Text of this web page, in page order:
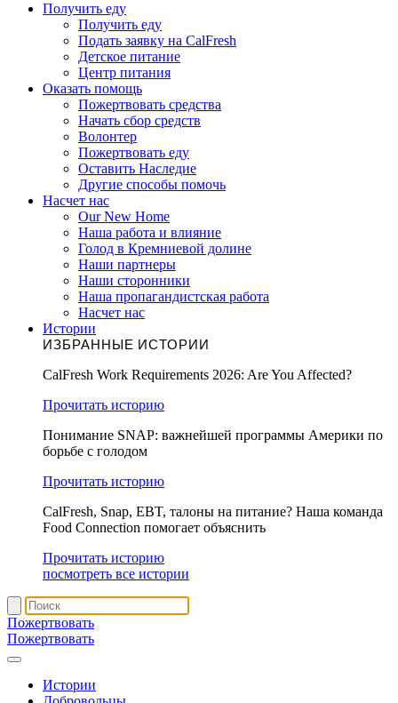
Получить еду
Получить еду
Подать заявку на CalFresh
Детское питание
Центр питания
Оказать помощь
Пожертвовать средства
Начать сбор средств
Волонтер
Пожертвовать еду
Оставить Наследие
Другие способы помочь
Насчет нас
Our New Home
Наша работа и влияние
Голод в Кремниевой долине
Наши партнеры
Наши сторонники
Наша пропагандистская работа
Насчет нас
Истории
ИЗБРАННЫЕ ИСТОРИИ
CalFresh Work Requirements 2026: Are You Affected?
Прочитать историю
Понимание SNAP: важнейшей программы Америки по
борьбе с голодом
Прочитать историю
CalFresh, Snap, EBT, талоны на питание? Наша команда
Food Connection помогает объяснить
Прочитать историю
посмотреть все истории
Пожертвовать
Пожертвовать
Истории